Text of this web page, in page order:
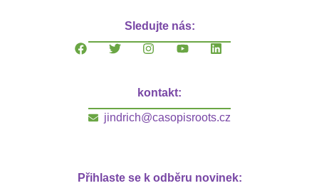
Sledujte nás:
kontakt:
jindrich@casopisroots.cz
Přihlaste se k odběru novinek: